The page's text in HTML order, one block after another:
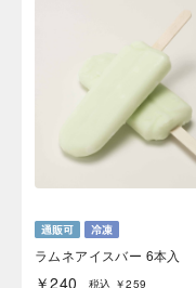
ラムネアイスバー 6本入
￥240 税込 ￥259